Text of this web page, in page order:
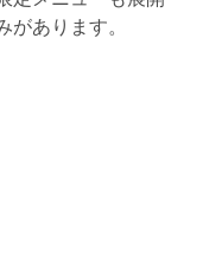
あります。